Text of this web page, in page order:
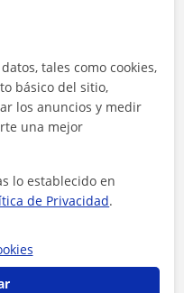
para dar clase
tales como cookies,
básico del sitio,
los anuncios y medir
una mejor
lo establecido en
de Privacidad.